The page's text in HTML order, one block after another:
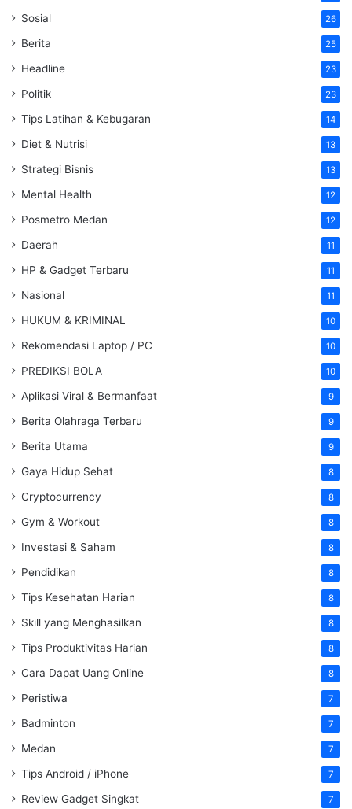
Sosial 26
Berita 25
Headline 23
Politik 23
Tips Latihan & Kebugaran 14
Diet & Nutrisi 13
Strategi Bisnis 13
Mental Health 12
Posmetro Medan 12
Daerah 11
HP & Gadget Terbaru 11
Nasional 11
HUKUM & KRIMINAL 10
Rekomendasi Laptop / PC 10
PREDIKSI BOLA 10
Aplikasi Viral & Bermanfaat 9
Berita Olahraga Terbaru 9
Berita Utama 9
Gaya Hidup Sehat 8
Cryptocurrency 8
Gym & Workout 8
Investasi & Saham 8
Pendidikan 8
Tips Kesehatan Harian 8
Skill yang Menghasilkan 8
Tips Produktivitas Harian 8
Cara Dapat Uang Online 8
Peristiwa 7
Badminton 7
Medan 7
Tips Android / iPhone 7
Review Gadget Singkat 7